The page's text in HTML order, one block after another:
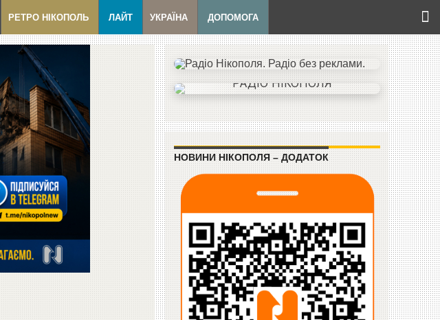
РЕТРО НІКОПОЛЬ ЛАЙТ УКРАЇНА ДОПОМОГА
НОВИНИ НІКОПОЛЯ – ДОДАТОК